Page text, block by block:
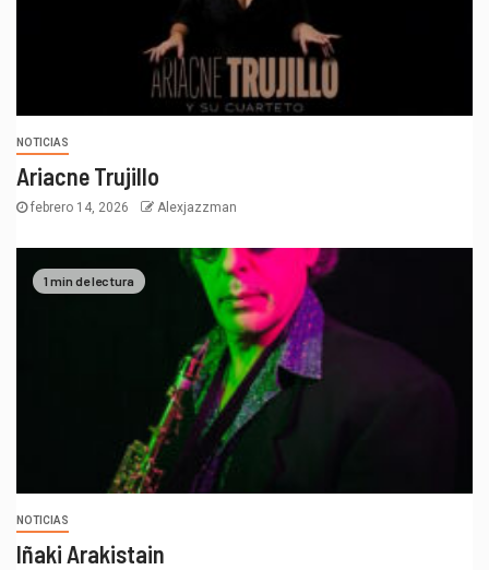
NOTICIAS
Ariacne Trujillo
febrero 14, 2026 Alexjazzman
1 min de lectura
NOTICIAS
Iñaki Arakistain